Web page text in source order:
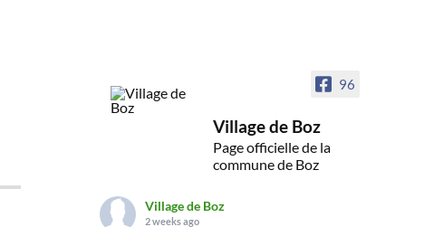
96
Village de Boz
Page officielle de la
commune de Boz
Village de Boz
2 weeks ago